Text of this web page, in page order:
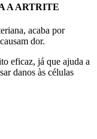
A ARTRITE
acaba por
dor.
eficaz, já que ajuda a
danos às células